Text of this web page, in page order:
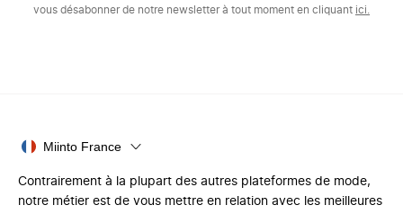
vous désabonner de notre newsletter à tout moment en cliquant ici.
Miinto France
Contrairement à la plupart des autres plateformes de mode,
notre métier est de vous mettre en relation avec les meilleures